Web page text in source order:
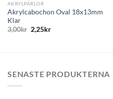
AKRYLPÄRLOR
Akrylcabochon Oval 18x13mm
Klar
3,00kr 2,25kr
SENASTE PRODUKTERNA